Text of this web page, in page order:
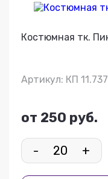
Костюмная тк.
Артикул: КП 11.737
от 250 руб.
- +